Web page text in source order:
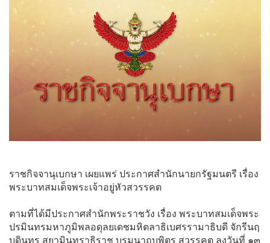
ราชกิจจานุเบกษา เผยแพร่ ประกาศสํานักนายกรัฐมนตรี เรื่อง
พระบาทสมเด็จพระเจ้าอยู่หัวสวรรคต
ตามที่ได้มีประกาศสํานักพระราชวัง เรื่อง พระบาทสมเด็จพระ
ปรมินทรมหาภูมิพลอดุลยเดชมหิตลาธิเบศรรามาธิบดี จักรีนฤ
บดินทร สยามินทราธิราช บรมนาถบพิตร สวรรคต ลงวันที่ ๑๓